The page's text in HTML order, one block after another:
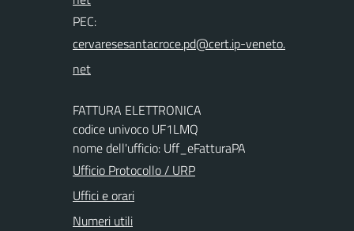
PEC:
FATTURA ELETTRONICA
codice univoco UF1LMQ
nome dell'ufficio: Uff_eFatturaPA
Ufficio Protocollo / URP
Uffici e orari
Numeri utili